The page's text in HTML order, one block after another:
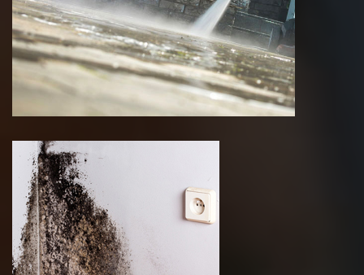
Nettoyage de terrasse 75 Paris
renovation de parquet 75 Paris